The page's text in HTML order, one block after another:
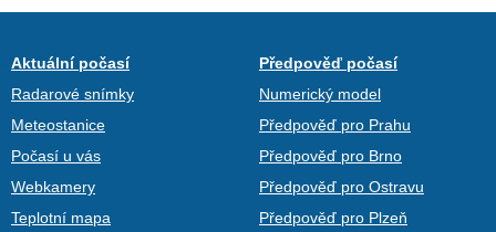
Aktuální počasí
Radarové snímky
Meteostanice
Počasí u vás
Webkamery
Teplotní mapa
Předpověď počasí
Numerický model
Předpověď pro Prahu
Předpověď pro Brno
Předpověď pro Ostravu
Předpověď pro Plzeň